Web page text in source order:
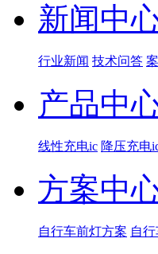
新闻中
行业新闻 技术问答
产品中
线性充电ic 降压充电
方案中
自行车前灯方案 自